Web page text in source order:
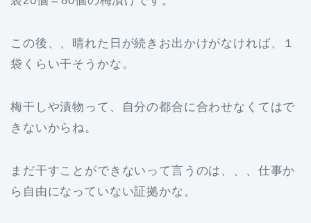
この後、、晴れた日が続きお出かけがなければ、１
袋くらい干そうかな。
梅干しや漬物って、自分の都合に合わせなくてはで
きないからね。
まだ干すことができないって言うのは、、、仕事か
ら自由になっていない証拠かな。